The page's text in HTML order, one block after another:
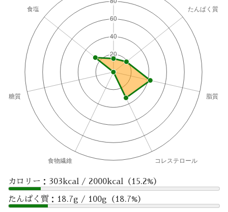
カロリー：303kcal / 2000kcal（15.2%）
たんぱく質：18.7g / 100g（18.7%）